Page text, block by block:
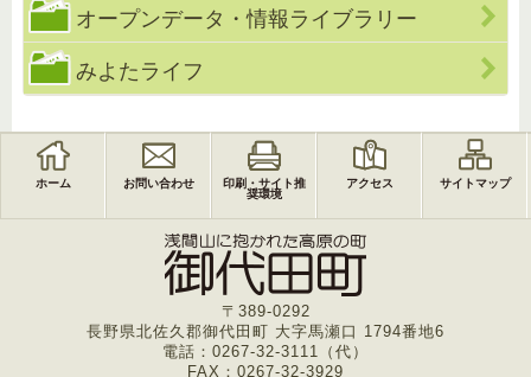
オープンデータ・情報ライブラリー
みよたライフ
ホーム お問い合わせ
印刷・サイト推
奨環境
アクセス サイトマップ
〒389-0292
長野県北佐久郡御代田町 大字馬瀬口 1794番地6
電話：0267-32-3111（代）
FAX：0267-32-3929